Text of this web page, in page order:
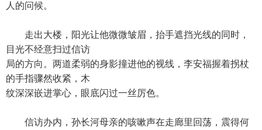
人的问候。
走出大楼，阳光让他微微皱眉，抬手遮挡光线的同时，
目光不经意扫过信访
局的方向。两道柔弱的身影撞进他的视线，李安福握着拐杖
的手指骤然收紧，木
纹深深嵌进掌心，眼底闪过一丝厉色。
信访办内，孙长河母亲的咳嗽声在走廊里回荡，震得何